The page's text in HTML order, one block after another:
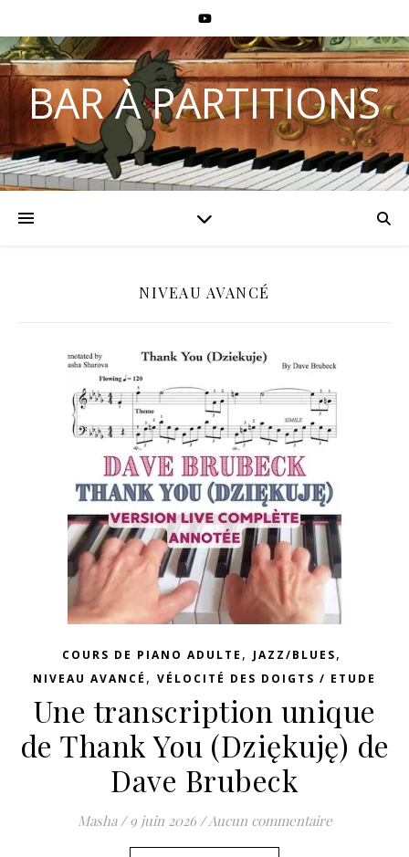
BAR À PARTITIONS
NIVEAU AVANCÉ
COURS DE PIANO ADULTE , JAZZ/BLUES,
NIVEAU AVANCÉ , VÉLOCITÉ DES DOIGTS / ETUDE
Une transcription unique
de Thank You (Dziękuję) de
Dave Brubeck
Masha / 9 juin 2026 /Aucun commentaire